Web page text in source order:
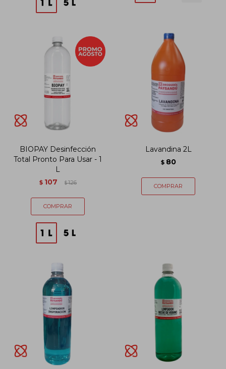
BIOPAY Desinfección
Total Pronto Para Usar - 1
L
$ 107 $126
Lavandina 2L
$ 80